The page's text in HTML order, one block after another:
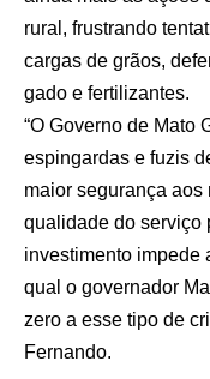
rural, frustrando
cargas de grãos,
gado e fertilizantes.
“O Governo de Mato
espingardas e fuzis
maior segurança
qualidade do serviço
investimento impede
qual o governador
zero a esse tipo de
Fernando.